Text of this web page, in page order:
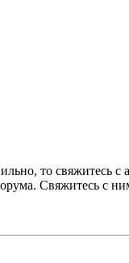
то свяжитесь с
Свяжитесь с